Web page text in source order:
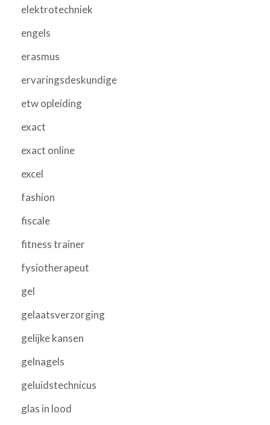
elektrotechniek
engels
erasmus
ervaringsdeskundige
etw opleiding
exact
exact online
excel
fashion
fiscale
fitness trainer
fysiotherapeut
gel
gelaatsverzorging
gelijke kansen
gelnagels
geluidstechnicus
glas in lood